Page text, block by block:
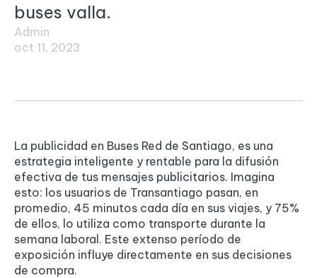
buses valla.
Admin
oct 11, 2023
La publicidad en Buses Red de Santiago, es una
estrategia inteligente y rentable para la difusión
efectiva de tus mensajes publicitarios. Imagina
esto: los usuarios de Transantiago pasan, en
promedio, 45 minutos cada día en sus viajes, y 75%
de ellos, lo utiliza como transporte durante la
semana laboral. Este extenso período de
exposición influye directamente en sus decisiones
de compra.